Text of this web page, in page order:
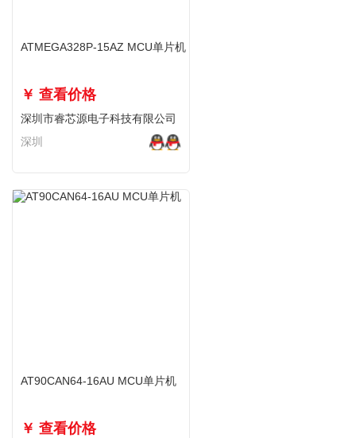
ATMEGA328P-15AZ MCU单片机
￥ 查看价格
深圳市睿芯源电子科技有限公司
深圳
AT90CAN64-16AU MCU单片机
￥ 查看价格